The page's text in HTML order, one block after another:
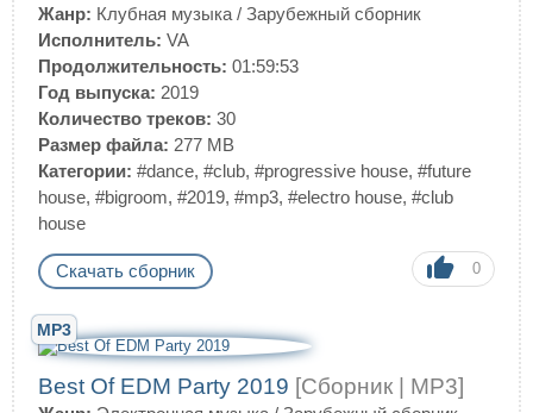
Жанр: Клубная музыка / Зарубежный сборник
Исполнитель: VA
Продолжительность: 01:59:53
Год выпуска: 2019
Количество треков: 30
Размер файла: 277 MB
Категории: #dance, #club, #progressive house, #future
house, #bigroom, #2019, #mp3, #electro house, #club
house
Скачать сборник 0
MP3
Best Of EDM Party 2019 [Сборник | MP3]